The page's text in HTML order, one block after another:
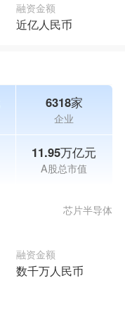
融资金额
近亿人民币
6318家
企业
11.95万亿元
A股总市值
融资金额
数千万人民币
芯片半导体